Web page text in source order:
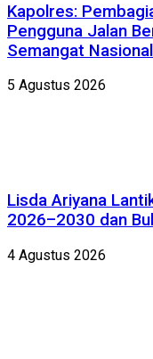
Kapolres:
Pengguna Jalan
Semangat
5 Agustus 2026
Lisda Ariyana
2026–2030 dan
4 Agustus 2026